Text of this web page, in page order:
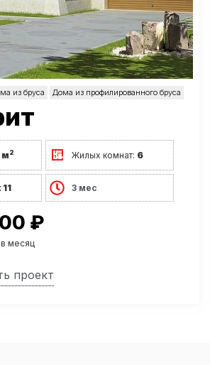
из бруса Дома из профилированного бруса
м2 Жилых комнат: 6
11 3 мес
₽
месяц
проект